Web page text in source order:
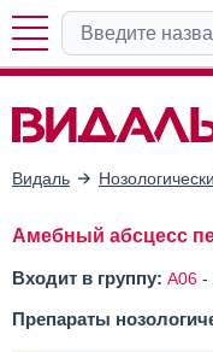
Видаль
Амебный абсцесс
Входит в группу: A06 -
Препараты